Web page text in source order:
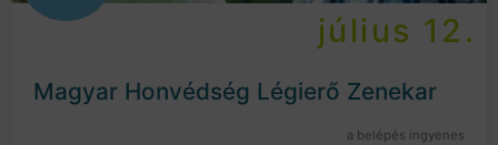
július 12.
Magyar Honvédség Légierő Zenekar
a belépés ingyenes